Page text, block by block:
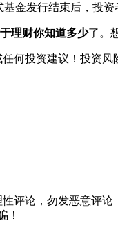
发行结束后，投资
理财你知道多少了。
何投资建议！投资风
评论，勿发恶意评论
！